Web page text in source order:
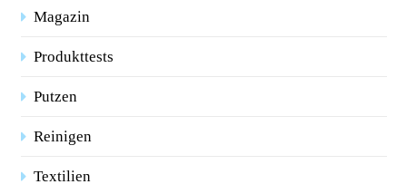
Magazin
Produkttests
Putzen
Reinigen
Textilien